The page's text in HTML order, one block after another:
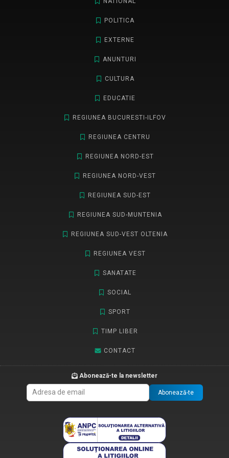
POLITICA
EXTERNE
ANUNTURI
CULTURA
EDUCATIE
REGIUNEA BUCURESTI-ILFOV
REGIUNEA CENTRU
REGIUNEA NORD-EST
REGIUNEA NORD-VEST
REGIUNEA SUD-EST
REGIUNEA SUD-MUNTENIA
REGIUNEA SUD-VEST OLTENIA
REGIUNEA VEST
SANATATE
SOCIAL
SPORT
TIMP LIBER
CONTACT
Abonează-te la newsletter
Abonează-te